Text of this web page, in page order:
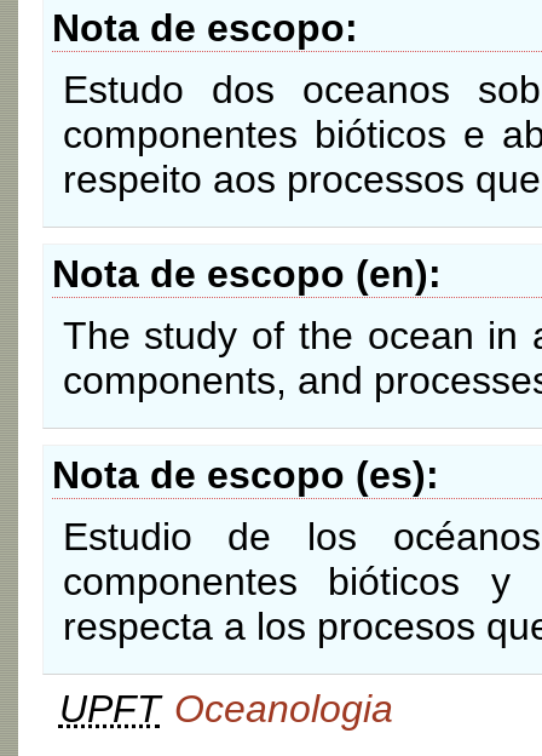
Nota de escopo
Estudo dos oceanos
componentes bióticos e
respeito aos processos
Nota de escopo (en)
The study of the ocean in
components, and
Nota de escopo (es)
Estudio de los
componentes bióticos
respecta a los procesos
UPFT Oceanologia